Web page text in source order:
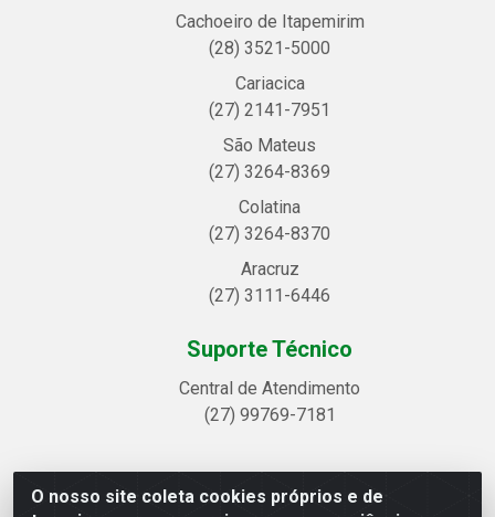
O nosso site coleta cookies próprios e de
Cachoeiro de Itapemirim
(28) 3521-5000
Cariacica
(27) 2141-7951
São Mateus
(27) 3264-8369
Colatina
(27) 3264-8370
Aracruz
(27) 3111-6446
Suporte Técnico
Central de Atendimento
(27) 99769-7181
Linhavix Distribuidora LTDA - Avenida Alegre, 2521 -